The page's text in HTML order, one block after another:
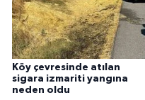
Köy çevresinde atılan
sigara izmariti yangına
neden oldu